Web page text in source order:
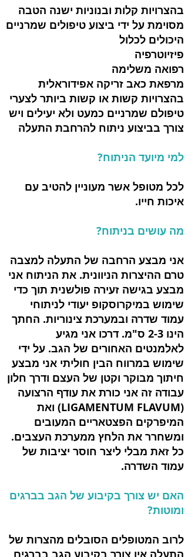
בהצרויות קלות ובנוניות ישנה הטבה
מסוימת על ידי ביצוע טיפולים שמרניים
היכולים לכלול
פיזיוטרפיה
רפואה משלימה
מרפאת כאב זריקה אפידוראלית
בהצרויות קשות או קשות ביותר לצערי
טיפולם שמרניים כמעט ולא יעילים ויש
צורך בביצוע ניתוח להרחבת התעלה
למי מיועד הניתוח?
לכל מטופל אשר מעוניין להטיב עם
איכות חייו.
מה עושים בניתוח?
אני מבצע הרחבה של התעלה למצבה
טרם ההיצרות הניוונית. את הניתוח אני
מבצע בגישה זעירה פולשנית תוך כדי
שימוש במיקרוסקופ יעודי לניתוחי
עמוד שדרה ובמערכת צינוריות. החתך
הינו 2-3 ס"מ. דרכו אני מגיע
לאלמנטים האחורים של הגב. על ידי
שימוש במרווח הבין חוליתי אני מבצע
חיתוך מבוקר וקטן של העצם ודרך חלון
עבודה זה אני כורת את עודף הרצועה
(LIGAMENTUM FLAVUM) ואת
המיפרקים הפצטאריים המעובים
ומשחרר את הלחץ ממערכת העצבים.
כל זאת מבלי ליצר חוסר יציבות של
עמוד השדרה.
האם יש צורך בקיבוע של הגב בברגים
ומוטות?
לרוב המטופלים הסובלים מהצרות של